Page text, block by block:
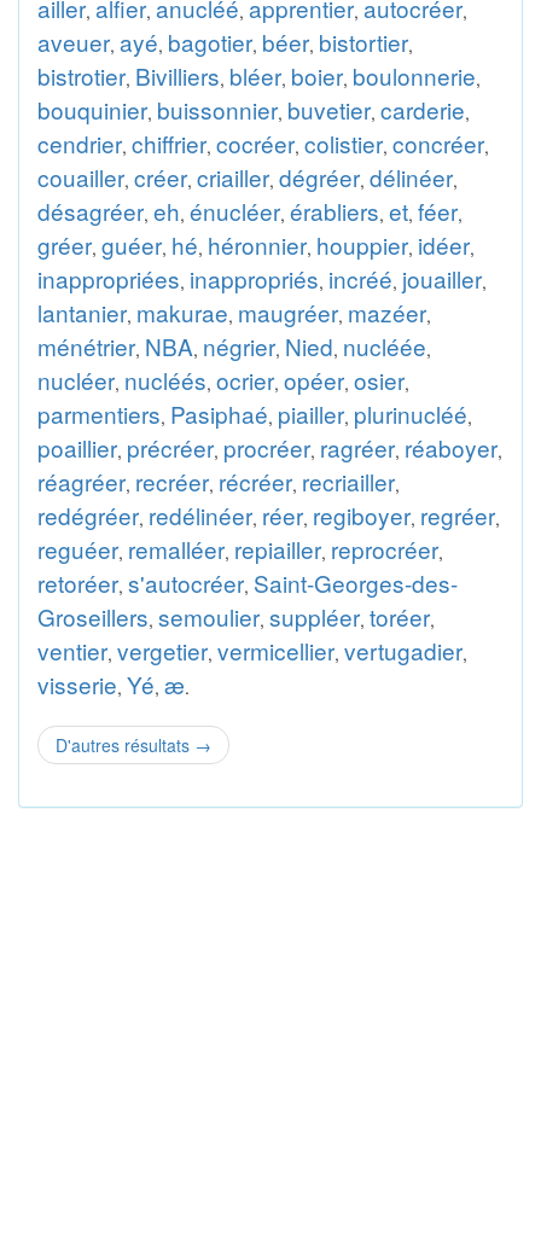
ailler, alfier, anucléé, apprentier, autocréer,
aveuer, ayé, bagotier, béer, bistortier,
bistrotier, Bivilliers, bléer, boier, boulonnerie,
bouquinier, buissonnier, buvetier, carderie,
cendrier, chiffrier, cocréer, colistier, concréer,
couailler, créer, criailler, dégréer, délinéer,
désagréer, eh, énucléer, érabliers, et, féer,
gréer, guéer, hé, héronnier, houppier, idéer,
inappropriées, inappropriés, incréé, jouailler,
lantanier, makurae, maugréer, mazéer,
ménétrier, NBA, négrier, Nied, nucléée,
nucléer, nucléés, ocrier, opéer, osier,
parmentiers, Pasiphaé, piailler, plurinucléé,
poaillier, précréer, procréer, ragréer, réaboyer,
réagréer, recréer, récréer, recriailler,
redégréer, redélinéer, réer, regiboyer, regréer,
reguéer, remalléer, repiailler, reprocréer,
retoréer, s'autocréer, Saint-Georges-des-
Groseillers, semoulier, suppléer, toréer,
ventier, vergetier, vermicellier, vertugadier,
visserie, Yé, æ.
D'autres résultats →